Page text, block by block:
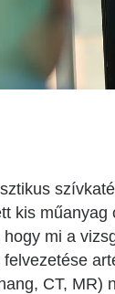
kis műanyag
hogy mi a
CT, MR)